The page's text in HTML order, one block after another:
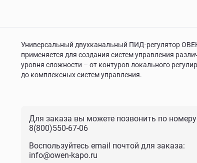
Универсальный двухканальный ПИД-регулятор
применяется для создания систем управления
уровня сложности – от контуров локального
до комплексных систем управления.
Для заказа вы можете позвонить по
8(800)550-67-06
Воспользуйтесь email почтой для заказа:
info@owen-kapo.ru